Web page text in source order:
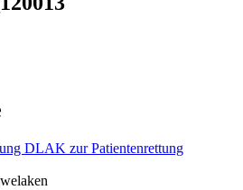
DLAK zur Patientenrettung